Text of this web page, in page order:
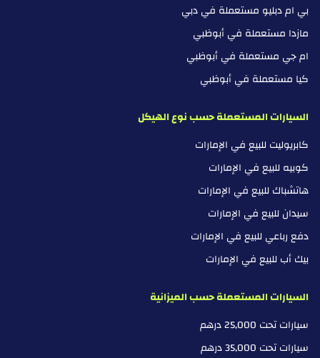
بي ام دبليو مستعملة في دبي
مازدا مستعملة في أبوظبي
ام جي مستعملة في أبوظبي
كيا مستعملة في أبوظبي
السيارات المستعملة حسب نوع الهيكل
كابريوليت للبيع في الإمارات
كوبيه للبيع في الإمارات
هاتشباك للبيع في الإمارات
سيدان للبيع في الإمارات
دفع رباعي للبيع في الإمارات
بيك أب للبيع في الإمارات
السيارات المستعملة حسب الميزانية
سيارات تحت 25,000 درهم
سيارات تحت 35,000 درهم